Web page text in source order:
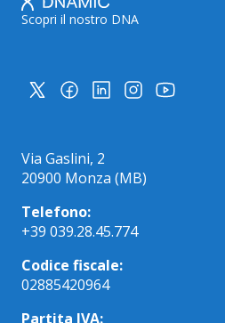
Scopri il nostro DNA
Via Gaslini, 2
20900 Monza (MB)
Telefono:
+39 039.28.45.774
Codice fiscale:
02885420964
Partita IVA: